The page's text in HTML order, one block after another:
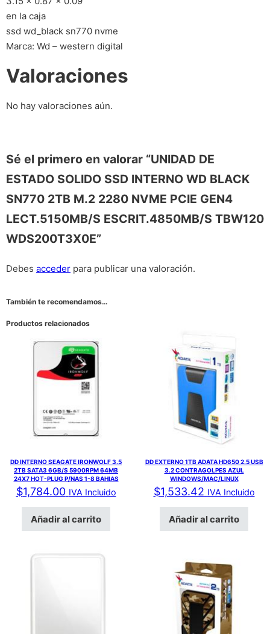
en la caja
ssd wd_black sn770 nvme
Marca: Wd – western digital
Valoraciones
No hay valoraciones aún.
Sé el primero en valorar “UNIDAD DE
ESTADO SOLIDO SSD INTERNO WD BLACK
SN770 2TB M.2 2280 NVME PCIE GEN4
LECT.5150MB/S ESCRIT.4850MB/S TBW120
WDS200T3X0E”
Debes acceder para publicar una valoración.
También te recomendamos…
Productos relacionados
DD INTERNO SEAGATE IRONWOLF 3.5
2TB SATA3 6GB/S 5900RPM 64MB
24X7 HOT-PLUG P/NAS 1-8 BAHIAS
$1,784.00 IVA Incluido
Añadir al carrito
DD EXTERNO 1TB ADATA HD650 2.5 USB
3.2 CONTRAGOLPES AZUL
WINDOWS/MAC/LINUX
$1,533.42 IVA Incluido
Añadir al carrito